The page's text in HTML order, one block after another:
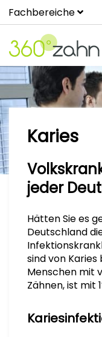
Fachbereiche
Karies
jeder
Hätten Sie es
Deutschland
sind von
Menschen mit
Zähnen, ist mit